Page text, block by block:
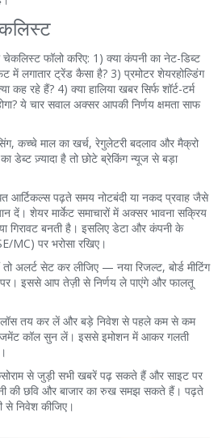
फॉलो करिए: 1) क्या कंपनी का नेट-डिब्ट
में लगातार ट्रेंड कैसा है? 3) प्रमोटर शेयरहोल्डिंग
रहे हैं? 4) क्या हालिया खबर सिर्फ शॉर्ट-टर्म
ये चार सवाल अक्सर आपकी निर्णय क्षमता साफ
कच्चे माल का खर्च, रेगुलेटरी बदलाव और मैक्रो
डेब्ट ज़्यादा है तो छोटे ब्रेकिंग न्यूज से बड़ा
आर्टिकल्स पढ़ते समय नोटबंदी या नकद प्रवाह जैसे
दें। शेयर मार्केट समाचारों में अक्सर भावना सक्रिय
गिरावट बनती है। इसलिए डेटा और कंपनी के
MC) पर भरोसा रखिए।
अलर्ट सेट कर लीजिए — नया रिजल्ट, बोर्ड मीटिंग
पर। इससे आप तेज़ी से निर्णय ले पाएंगे और फालतू
लॉस तय कर लें और बड़े निवेश से पहले कम से कम
कॉल सुन लें। इससे इमोशन में आकर गलती
से जुड़ी सभी खबरें पढ़ सकते हैं और साइट पर
की छवि और बाजार का रुख समझ सकते हैं। पढ़ते
से निवेश कीजिए।